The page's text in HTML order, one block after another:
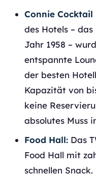
Connie Cocktail
des Hotels – das
Jahr 1958 –
entspannte
der besten
Kapazität von
keine
absolutes Muss
Food Hall: Das
Food Hall mit
schnellen